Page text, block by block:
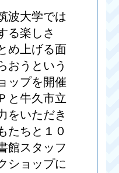
波大学では
る楽しさ
め上げる面
おうという
ップを開催
と牛久市立
をいただき
たちと１０
館スタッフ
ショップに